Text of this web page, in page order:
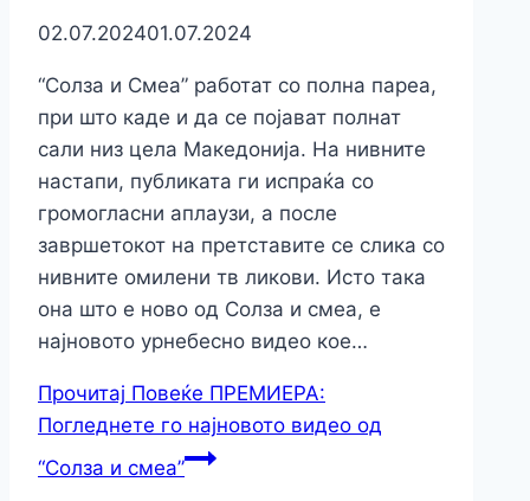
02.07.202401.07.2024
“Солза и Смеа” работат со полна пареа,
при што каде и да се појават полнат
сали низ цела Македонија. На нивните
настапи, публиката ги испраќа со
громогласни аплаузи, а после
завршетокот на претставите се слика со
нивните омилени тв ликови. Исто така
она што е ново од Солза и смеа, е
најновото урнебесно видео кое…
Прочитај Повеќе ПРЕМИЕРА:
Погледнете го најновото видео од
“Солза и смеа”